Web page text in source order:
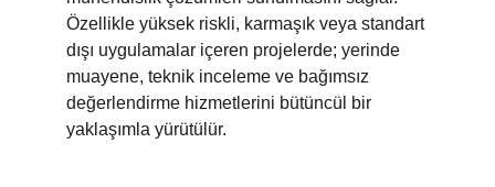
Özellikle yüksek riskli, karmaşık veya standart
dışı uygulamalar içeren projelerde; yerinde
muayene, teknik inceleme ve bağımsız
değerlendirme hizmetlerini bütüncül bir
yaklaşımla yürütülür.